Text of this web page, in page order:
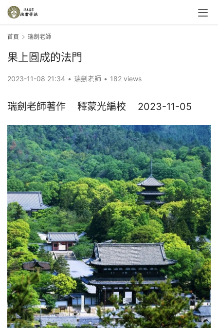
首頁 瑞劍老師
果上圓成的法門
2023-11-08 21:34 • 瑞劍老師 • 182 views
瑞劍老師著作    釋蒙光編校    2023-11-05